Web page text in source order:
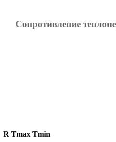
Сопротивление
R Тmax Тmin